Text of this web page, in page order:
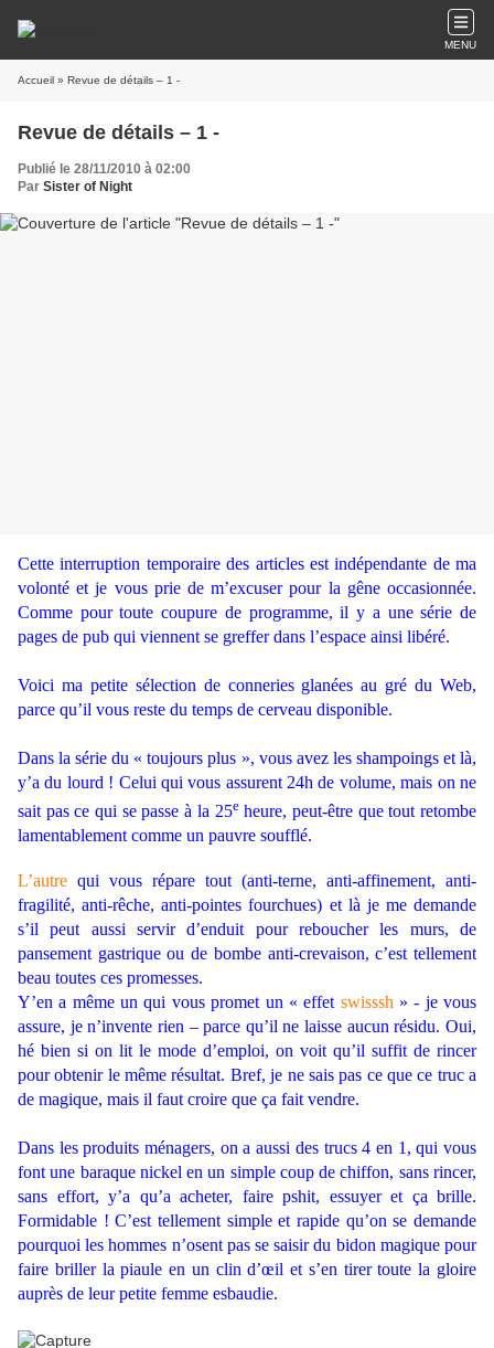
MENU
Accueil » Revue de détails – 1 -
Revue de détails – 1 -
Publié le 28/11/2010 à 02:00
Par Sister of Night
Cette interruption temporaire des articles est indépendante de ma
volonté et je vous prie de m’excuser pour la gêne occasionnée.
Comme pour toute coupure de programme, il y a une série de
pages de pub qui viennent se greffer dans l’espace ainsi libéré.
Voici ma petite sélection de conneries glanées au gré du Web,
parce qu’il vous reste du temps de cerveau disponible.
Dans la série du « toujours plus », vous avez les shampoings et là,
y’a du lourd ! Celui qui vous assurent 24h de volume, mais on ne
sait pas ce qui se passe à la 25eheure, peut-être que tout retombe
lamentablement comme un pauvre soufflé.
L’autre qui vous répare tout (anti-terne, anti-affinement, anti-
fragilité, anti-rêche, anti-pointes fourchues) et là je me demande
s’il peut aussi servir d’enduit pour reboucher les murs, de
pansement gastrique ou de bombe anti-crevaison, c’est tellement
beau toutes ces promesses.
Y’en a même un qui vous promet un « effet swisssh » - je vous
assure, je n’invente rien – parce qu’il ne laisse aucun résidu. Oui,
hé bien si on lit le mode d’emploi, on voit qu’il suffit de rincer
pour obtenir le même résultat. Bref, je ne sais pas ce que ce truc a
de magique, mais il faut croire que ça fait vendre.
Dans les produits ménagers, on a aussi des trucs 4 en 1, qui vous
font une baraque nickel en un simple coup de chiffon, sans rincer,
sans effort, y’a qu’a acheter, faire pshit, essuyer et ça brille.
Formidable ! C’est tellement simple et rapide qu’on se demande
pourquoi les hommes n’osent pas se saisir du bidon magique pour
faire briller la piaule en un clin d’œil et s’en tirer toute la gloire
auprès de leur petite femme esbaudie.